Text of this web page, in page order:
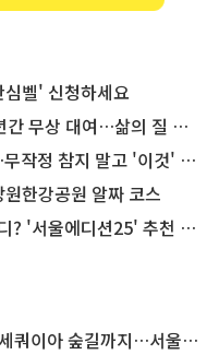
벨' 신청하세요
상 대여…삶의 질 높인다
참지 말고 '이것' 해보세요!
한강공원 알짜 코스
서울에디션25' 추천 코스
숲길까지…서울둘레길 15코스